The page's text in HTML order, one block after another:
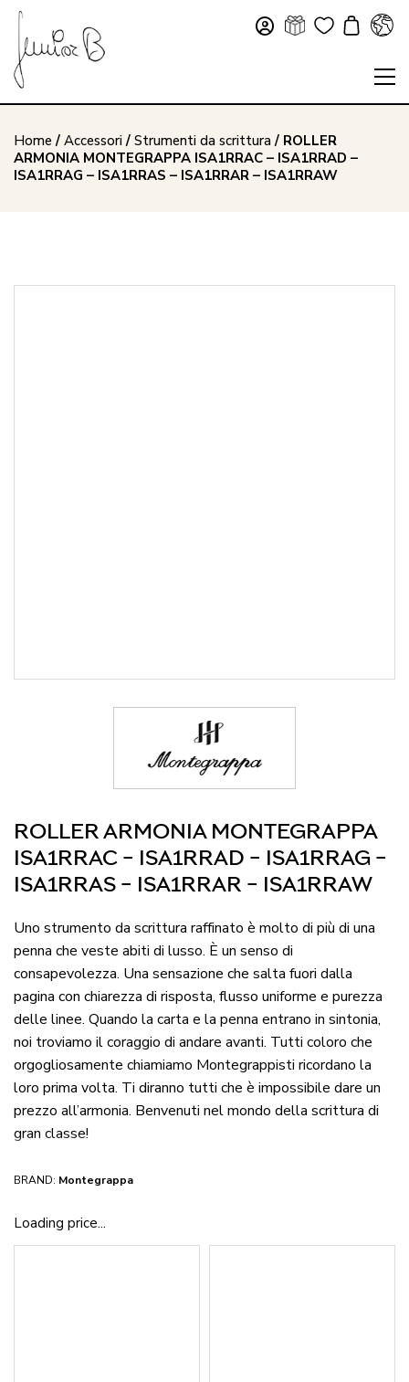
Home / Accessori/ Strumenti da scrittura/ ROLLER
ARMONIA MONTEGRAPPA ISA1RRAC – ISA1RRAD –
ISA1RRAG – ISA1RRAS – ISA1RRAR – ISA1RRAW
ROLLER ARMONIA MONTEGRAPPA
ISA1RRAC – ISA1RRAD – ISA1RRAG –
ISA1RRAS – ISA1RRAR – ISA1RRAW
Uno strumento da scrittura raffinato è molto di più di una
penna che veste abiti di lusso. È un senso di
consapevolezza. Una sensazione che salta fuori dalla
pagina con chiarezza di risposta, flusso uniforme e purezza
delle linee. Quando la carta e la penna entrano in sintonia,
noi troviamo il coraggio di andare avanti. Tutti coloro che
orgogliosamente chiamiamo Montegrappisti ricordano la
loro prima volta. Ti diranno tutti che è impossibile dare un
prezzo all’armonia. Benvenuti nel mondo della scrittura di
gran classe!
BRAND: Montegrappa
Loading price...